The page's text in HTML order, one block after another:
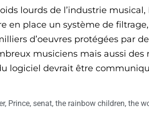
lourds de l’industrie musical,
en place un système de
d’oeuvres protégées par
musiciens mais aussi des
logiciel devrait être
, Prince, senat, the rainbow children, the